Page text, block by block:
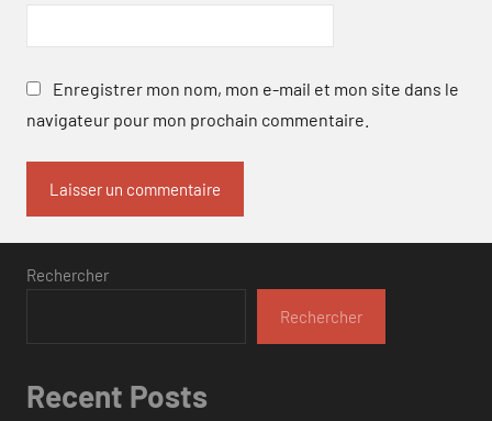
Enregistrer mon nom, mon e-mail et mon site dans le
navigateur pour mon prochain commentaire.
Rechercher
Rechercher
Recent Posts